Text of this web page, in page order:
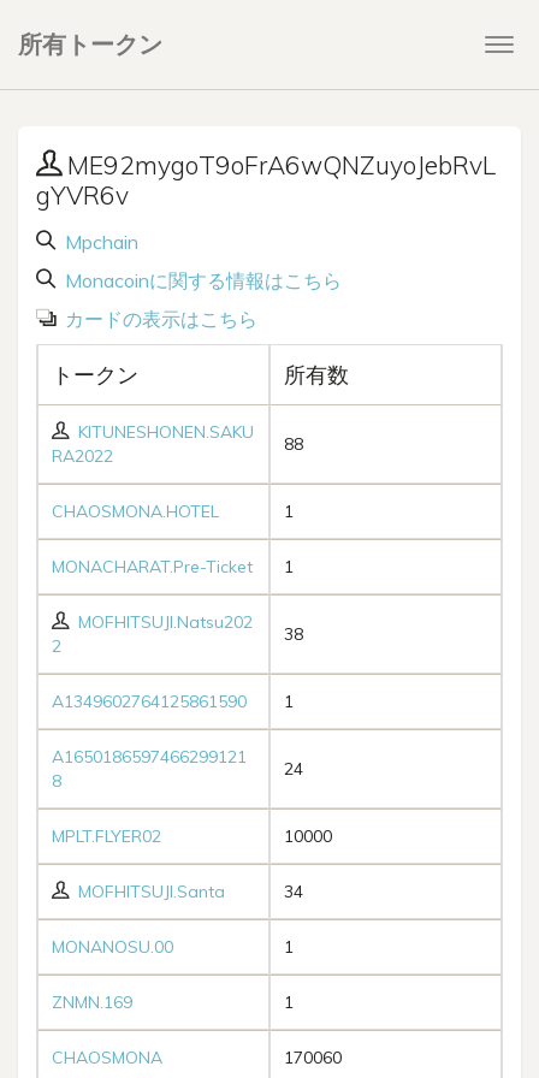
所有トークン
ME92mygoT9oFrA6wQNZuyoJebRvL
gYVR6v
Mpchain
Monacoinに関する情報はこちら
カードの表示はこちら
トークン 所有数
KITUNESHONEN.SAKU
RA2022
88
CHAOSMONA.HOTEL 1
MONACHARAT.Pre-Ticket 1
MOFHITSUJI.Natsu202
2
38
A1349602764125861590 1
A1650186597466299121
8
24
MPLT.FLYER02 10000
MOFHITSUJI.Santa 34
MONANOSU.00 1
ZNMN.169 1
CHAOSMONA 170060